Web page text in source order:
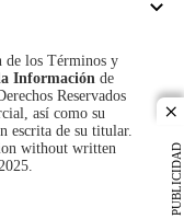
PUBLICIDAD
de los Términos y
Información de
Reservados
así como su
escrita de su titular.
without written